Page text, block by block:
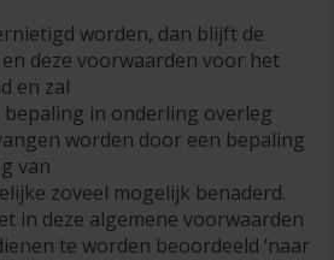
worden, dan blijft de
deze voorwaarden voor het
en zal
in onderling overleg
worden door een bepaling
van
zoveel mogelijk benaderd.
in deze algemene voorwaarden
te worden beoordeeld ‘naar